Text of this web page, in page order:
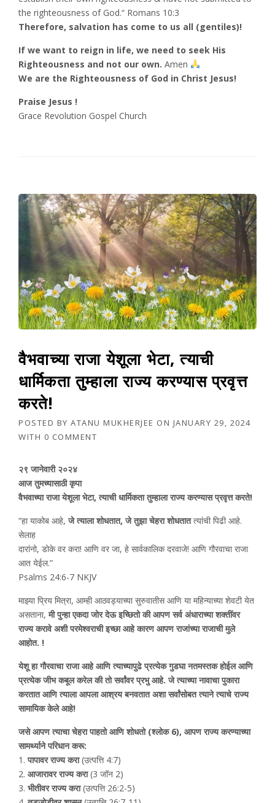
the righteousness of God.“ Romans‬ ‭10‬:‭3‬ ‭
Therefore, salvation has come to us all (gentiles)!
If we want to reign in life, we need to seek His
Righteousness and not our own. Amen
We are the Righteousness of God in Christ Jesus!
Praise Jesus !
Grace Revolution Gospel Church
वैभवाच्या राजा येशूला भेटा, त्याची
धार्मिकता तुम्हाला राज्य करण्यास प्रवृत्त
करते!
POSTED BY ATANU MUKHERJEE ON JANUARY 29, 2024
WITH 0 COMMENT
२९ जानेवारी २०२४
आज तुमच्यासाठी कृपा
वैभवाच्या राजा येशूला भेटा, त्याची धार्मिकता तुम्हाला राज्य करण्यास प्रवृत्त करते!
“हा याकोब आहे,जे त्याला शोधतात, जे तुझा चेहरा शोधतातत्यांची पिढी आहे.
सेलाह
दारांनो, डोके वर करा! आणि वर जा, हे सार्वकालिक दरवाजे! आणि गौरवाचा राजा
आत येईल.”
Psalms 24:6-7 NKJV
माझ्या प्रिय मित्रा, आम्ही आठवड्याच्या सुरुवातीस आणि या महिन्याच्या शेवटी येत
असताना,मी पुन्हा एकदा जोर देऊ इच्छितो की आपण सर्व अंधाराच्या शक्तींवर
राज्य करावे अशी परमेश्वराची इच्छा आहे कारण आपण राजांच्या राजाची मुले
आहोत. !
येशू हा गौरवाचा राजा आहे आणि त्याच्यापुढे प्रत्येक गुडघा नतमस्तक होईल आणि
प्रत्येक जीभ कबूल करेल की तो सर्वांवर प्रभु आहे. जे त्याच्या नावाचा पुकारा
करतात आणि त्याला आपला आश्रय बनवतात अशा सर्वांसोबत त्याने त्याचे राज्य
सामायिक केले आहे!
जसे आपण त्याचा चेहरा पाहतो आणि शोधतो (श्लोक 6), आपण राज्य करण्याच्या
सामर्थ्याने परिधान करू:
1.पापावर राज्य करा(उत्पत्ति 4:7)
2. आजारावर राज्य करा(3 जॉन 2)
3. भीतीवर राज्य करा(उत्पत्ति 26:2-5)